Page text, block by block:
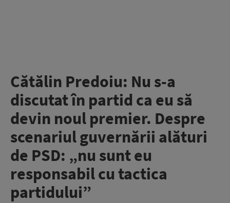
Cătălin Predoiu: Nu s-a
discutat în partid ca eu să
devin noul premier. Despre
scenariul guvernării alături
de PSD: „nu sunt eu
responsabil cu tactica
partidului”